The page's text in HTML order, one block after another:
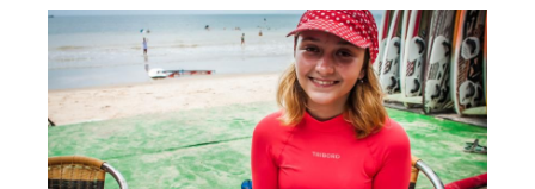
Продажа оборудования
Обучение кайтсерфингу
Система скидок
Обучение Wing Foil